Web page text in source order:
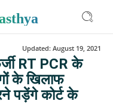
Updated: August 19, 2021
RT PCR के
के खिलाफ
पड़ेंगे कोर्ट के